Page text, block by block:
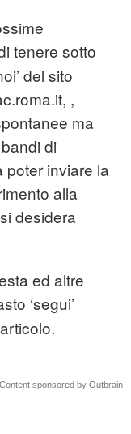
tenere sotto
del sito
,
ma
di
inviare la
alla
desidera
ed altre
‘segui’
Content sponsored by Outbrain